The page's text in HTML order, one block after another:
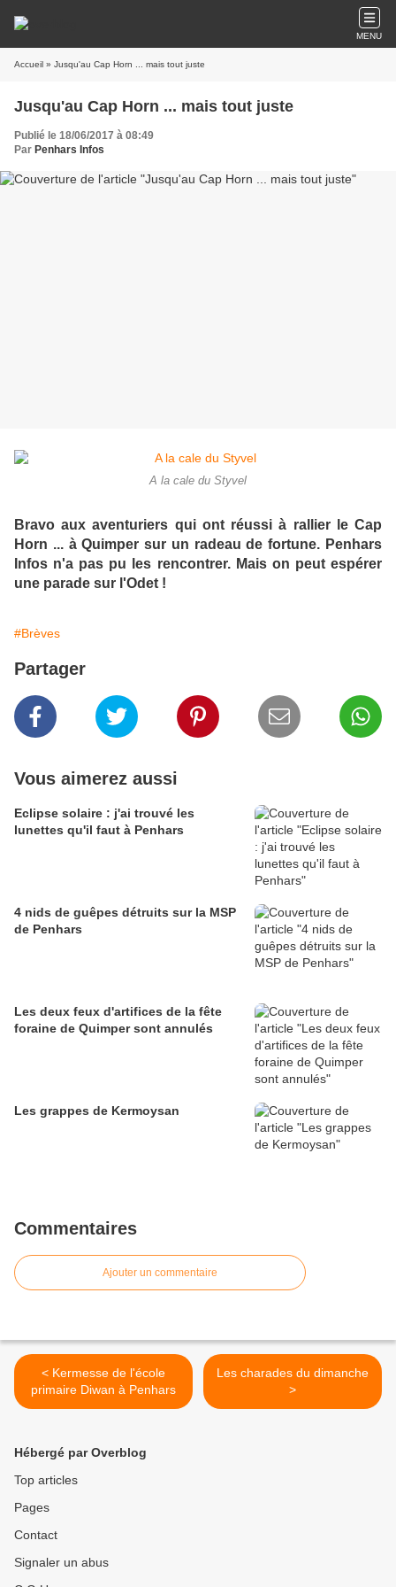
MENU
Accueil » Jusqu'au Cap Horn ... mais tout juste
Jusqu'au Cap Horn ... mais tout juste
Publié le 18/06/2017 à 08:49
Par Penhars Infos
A la cale du Styvel
Bravo aux aventuriers qui ont réussi à rallier le Cap
Horn ... à Quimper sur un radeau de fortune. Penhars
Infos n'a pas pu les rencontrer. Mais on peut espérer
une parade sur l'Odet !
#Brèves
Partager
Vous aimerez aussi
Eclipse solaire : j'ai trouvé les
lunettes qu'il faut à Penhars
4 nids de guêpes détruits sur la MSP
de Penhars
Les deux feux d'artifices de la fête
foraine de Quimper sont annulés
Les grappes de Kermoysan
Commentaires
Ajouter un commentaire
< Kermesse de l'école
primaire Diwan à Penhars
Les charades du dimanche
>
Hébergé par Overblog
Top articles
Pages
Contact
Signaler un abus